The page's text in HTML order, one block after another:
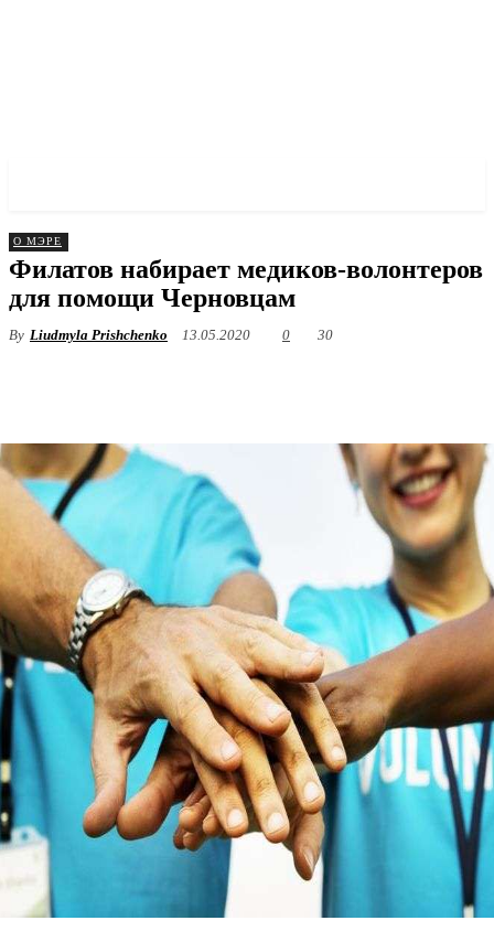
О МЭРЕ
Филатов набирает медиков-волонтеров
для помощи Черновцам
By Liudmyla Prishchenko 13.05.2020 0 30